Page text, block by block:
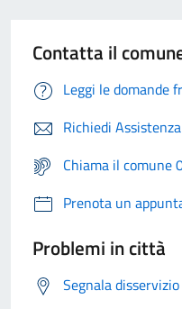
Contatta il
Leggi le domande
Richiedi Assistenza
Chiama il comune
Prenota un
Problemi in città
Segnala disservizio